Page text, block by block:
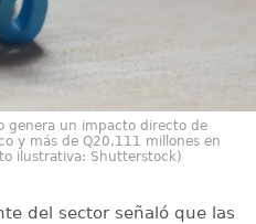
genera un impacto directo de
y más de Q20,111 millones en
ilustrativa: Shutterstock)
del sector señaló que las